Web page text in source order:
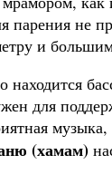
не
и
находится
для
музыка,
(хамам)